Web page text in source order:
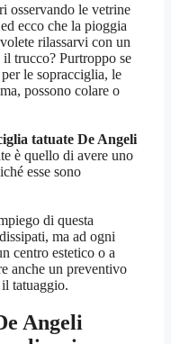
osservando le vetrine
ecco che la pioggia
rilassarvi con un
trucco? Purtroppo se
le sopracciglia, le
possono colare o
tatuate De Angeli
è quello di avere uno
esse sono
di questa
ma ad ogni
centro estetico o a
anche un preventivo
tatuaggio.
Angeli